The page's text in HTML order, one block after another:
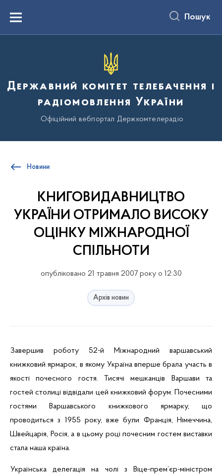
вмістуMenu Пошук
Державний комітет телебачення і
радіомовлення України
Офіційний вебпортал Держкомтелерадіо
Новини
КНИГОВИДАВНИЦТВО
УКРАЇНИ ОТРИМАЛО ВИСОКУ
ОЦІНКУ МІЖНАРОДНОЇ
СПІЛЬНОТИ
опубліковано 21 травня 2007 року о 12:30
Архів новин
Завершив роботу 52-й Міжнародний варшавський
книжковий ярмарок, в якому Україна вперше брала участь в
якості почесного гостя. Тисячі мешканців Варшави та
гостей столиці відвідали цей книжковий форум. Почесними
гостями Варшавського книжкового ярмарку, що
проводиться з 1955 року, вже були Франція, Німеччина,
Швейцарія, Росія, а в цьому році почесним гостем виставки
стала наша країна.
Українська делегація на чолі з Віце-прем’єр-міністром